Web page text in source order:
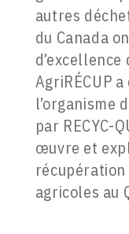
autres
du Canada
AgriRÉCUP
l’organisme
par RECYC-
œuvre et
agricoles au